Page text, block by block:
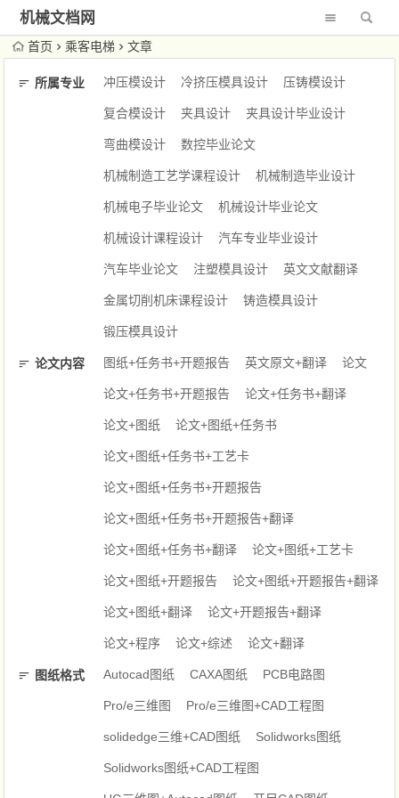
机械文档网
首页 乘客电梯 文章
所属专业 冲压模设计 冷挤压模具设计 压铸模设计
复合模设计 夹具设计 夹具设计毕业设计
弯曲模设计 数控毕业论文
机械制造工艺学课程设计 机械制造毕业设计
机械电子毕业论文 机械设计毕业论文
机械设计课程设计 汽车专业毕业设计
汽车毕业论文 注塑模具设计 英文文献翻译
金属切削机床课程设计 铸造模具设计
锻压模具设计
论文内容 图纸+任务书+开题报告 英文原文+翻译 论文
论文+任务书+开题报告 论文+任务书+翻译
论文+图纸 论文+图纸+任务书
论文+图纸+任务书+工艺卡
论文+图纸+任务书+开题报告
论文+图纸+任务书+开题报告+翻译
论文+图纸+任务书+翻译 论文+图纸+工艺卡
论文+图纸+开题报告 论文+图纸+开题报告+翻译
论文+图纸+翻译 论文+开题报告+翻译
论文+程序 论文+综述 论文+翻译
图纸格式 Autocad图纸 CAXA图纸 PCB电路图
Pro/e三维图 Pro/e三维图+CAD工程图
solidedge三维+CAD图纸 Solidworks图纸
Solidworks图纸+CAD工程图